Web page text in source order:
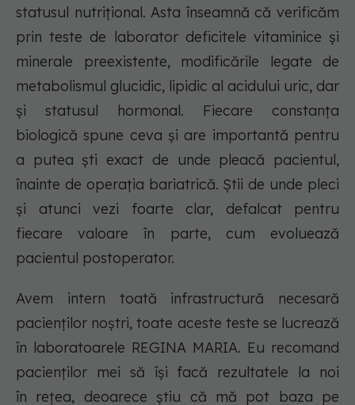
statusul nutrițional. Asta înseamnă că verificăm
prin teste de laborator deficitele vitaminice și
minerale preexistente, modificările legate de
metabolismul glucidic, lipidic al acidului uric, dar
și statusul hormonal. Fiecare constanța
biologică spune ceva și are importantă pentru
a putea ști exact de unde pleacă pacientul,
înainte de operația bariatrică. Știi de unde pleci
și atunci vezi foarte clar, defalcat pentru
fiecare valoare în parte, cum evoluează
pacientul postoperator.
Avem intern toată infrastructură necesară
pacienților noștri, toate aceste teste se lucrează
în laboratoarele REGINA MARIA. Eu recomand
pacienților mei să își facă rezultatele la noi
în rețea, deoarece știu că mă pot baza pe